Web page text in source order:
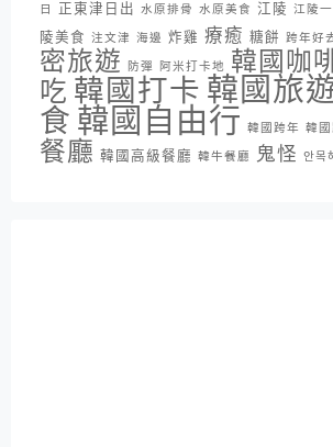
日
正東津日出 水原排骨 水原美食 江陵 江陵
陵美食 注文津 海邊 炸雞 療癒 糖餅 跨年好
密旅遊
防彈 阿米打卡地 韓國咖
吃 韓國打卡 韓國旅
食 韓國自由行 韓國跨年 韓
餐廳 韓國高級餐廳 韓牛餐廳 鬼怪 안목